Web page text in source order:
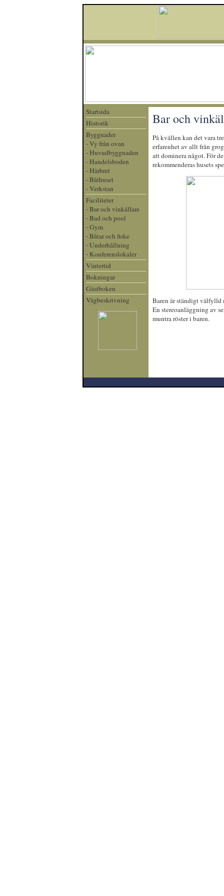
Startsida
Historik
Byggnader
-Vy från ovan
-Huvudbyggnaden
-Handelsboden
-Härbret
-Båthuset
-Verkstan
Faciliteter
-Bar och vinkällare
-Bad och pool
-Gym
-Båtar och fiske
-Underhållning
- Konferenslokaler
Vintertid
Bokningar
Gästboken
Vägbeskrivning
Bar och
På kvällen kan det vara
erfarenhet av allt från
att dominera något. För
rekommenderas husets
Baren är ständigt välfylld
En stereoanläggning av
muntra röster i baren.